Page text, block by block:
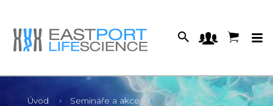
Úvod Semináře a akce